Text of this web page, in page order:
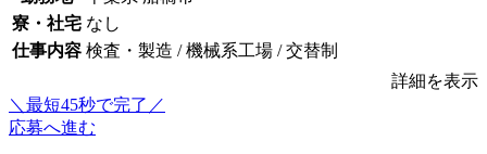
寮・社宅 なし
仕事内容 検査・製造 / 機械系工場 / 交替制
詳細を表示
＼最短45秒で完了／
応募へ進む